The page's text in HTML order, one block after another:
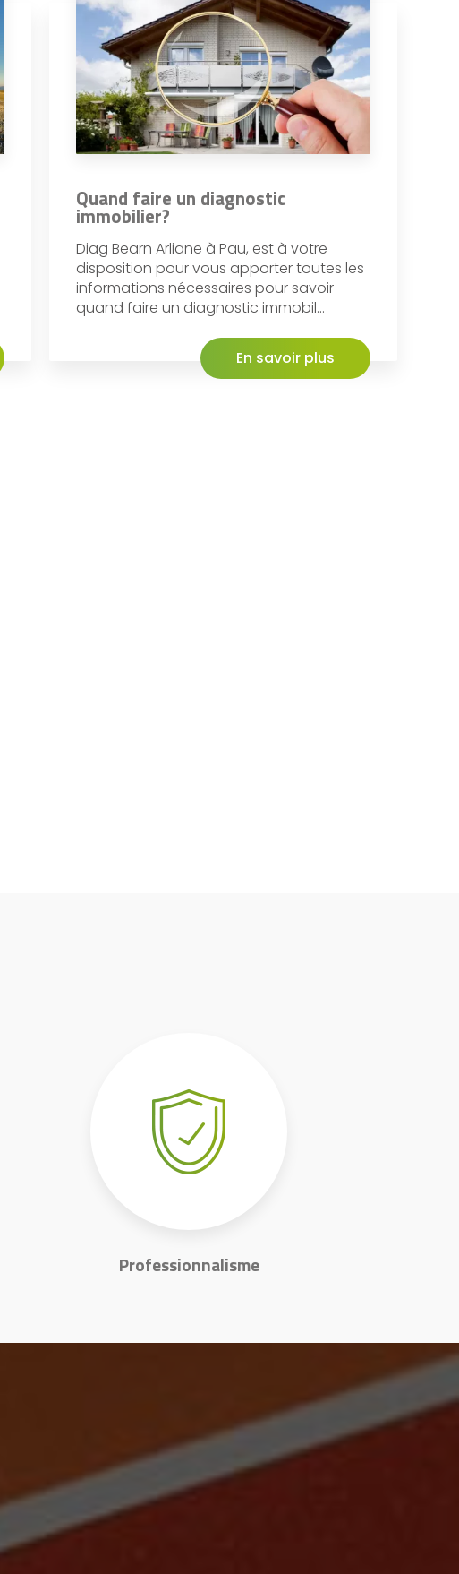
Quand faire un diagnostic
immobilier?
Diag Bearn Arliane à Pau, est à votre
disposition pour vous apporter toutes les
informations nécessaires pour savoir
quand faire un diagnostic immobil...
En savoir plus
Professionnalisme